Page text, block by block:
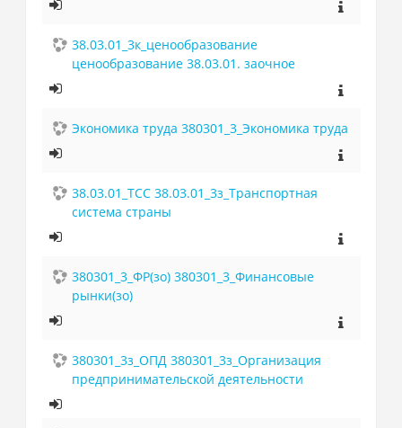
38.03.01_3к_ценообразование
ценообразование 38.03.01. заочное
Экономика труда 380301_3_Экономика труда
38.03.01_ТСС 38.03.01_3з_Транспортная
система страны
380301_3_ФР(зо) 380301_3_Финансовые
рынки(зо)
380301_3з_ОПД 380301_3з_Организация
предпринимательской деятельности